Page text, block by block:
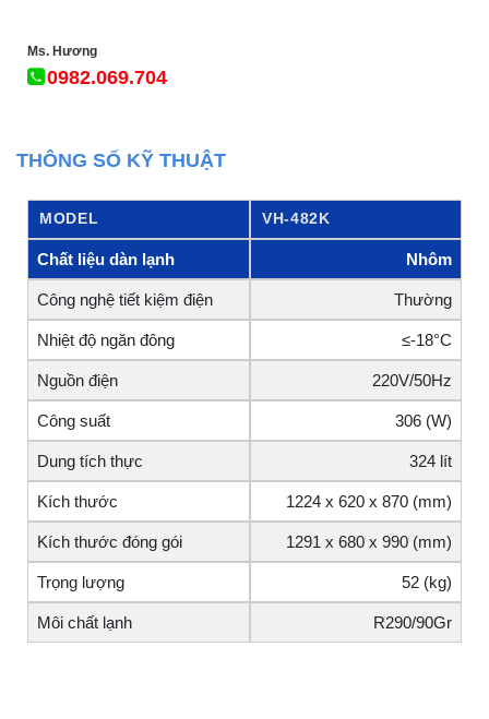
Ms. Hương
0982.069.704
THÔNG SỐ KỸ THUẬT
MODEL VH-482K
Chất liệu dàn lạnh Nhôm
Công nghệ tiết kiệm điện Thường
Nhiệt độ ngăn đông ≤-18°C
Nguồn điện 220V/50Hz
Công suất 306 (W)
Dung tích thực 324 lít
Kích thước 1224 x 620 x 870 (mm)
Kích thước đóng gói 1291 x 680 x 990 (mm)
Trọng lượng 52 (kg)
Môi chất lạnh R290/90Gr